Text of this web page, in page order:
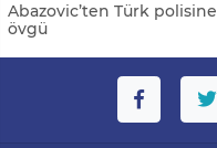
Abazovic’ten Türk polisine
övgü